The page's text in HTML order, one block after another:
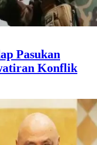
Pasukan
Konflik